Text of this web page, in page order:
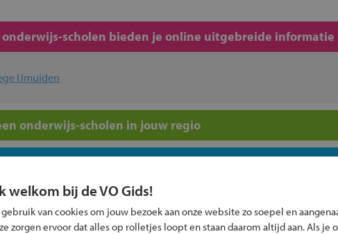
onderwijs-scholen bieden je online uitgebreide informatie
IJmuiden
onderwijs-scholen in jouw regio
bij jou?
welkom bij de VO Gids!
van cookies om jouw bezoek aan onze website zo soepel en
zorgen ervoor dat alles op rolletjes loopt en staan daarom altijd aan. Als je